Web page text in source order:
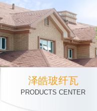
泽皓玻纤瓦
PRODUCTS CENTER